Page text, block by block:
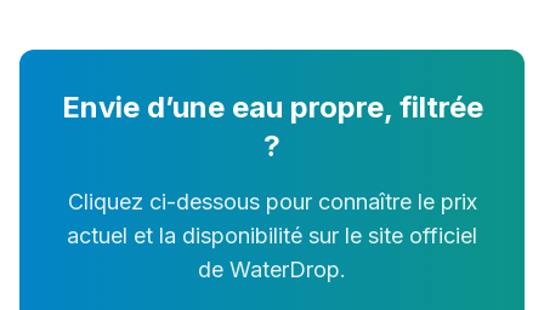
Envie d’une eau propre, filtrée
?
Cliquez ci-dessous pour connaître le prix
actuel et la disponibilité sur le site officiel
de WaterDrop.